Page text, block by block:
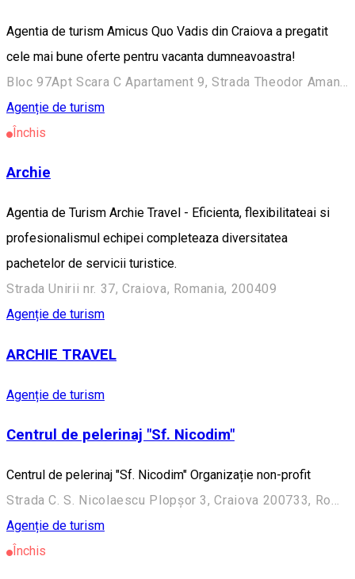
Agentia de turism Amicus Quo Vadis din Craiova a pregatit
cele mai bune oferte pentru vacanta dumneavoastra!
Agenție de turism
Închis
Archie
Agentia de Turism Archie Travel - Eficienta, flexibilitateai si
profesionalismul echipei completeaza diversitatea
pachetelor de servicii turistice.
Strada Unirii nr. 37, Craiova, Romania, 200409
Agenție de turism
ARCHIE TRAVEL
Agenție de turism
Centrul de pelerinaj "Sf. Nicodim"
Centrul de pelerinaj "Sf. Nicodim" Organizație non-profit
Strada C. S. Nicolaescu Plopșor 3, Craiova 200733, Romania
Agenție de turism
Închis